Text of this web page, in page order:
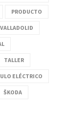
PRODUCTO
TALLER
ELÉCTRICO
ŠKODA